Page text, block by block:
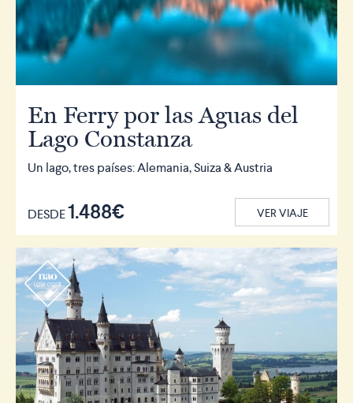
En Ferry por las Aguas del
Lago Constanza
Un lago, tres países: Alemania, Suiza & Austria
DESDE1.488€ VER VIAJE
r